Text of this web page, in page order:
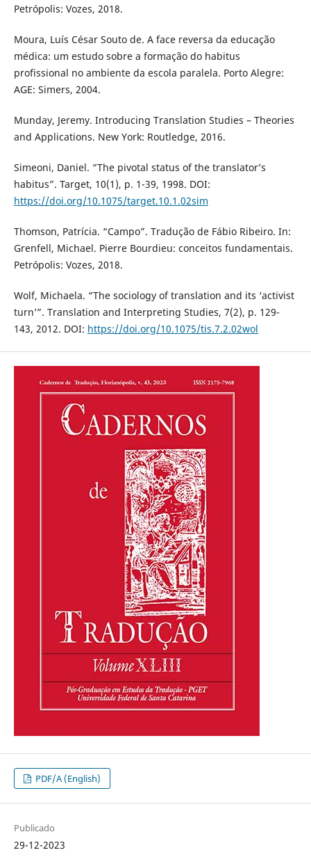
Petrópolis: Vozes, 2018.
Moura, Luís César Souto de. A face reversa da educação
médica: um estudo sobre a formação do habitus
profissional no ambiente da escola paralela. Porto Alegre:
AGE: Simers, 2004.
Munday, Jeremy. Introducing Translation Studies – Theories
and Applications. New York: Routledge, 2016.
Simeoni, Daniel. “The pivotal status of the translator’s
habitus”. Target, 10(1), p. 1-39, 1998. DOI:
https://doi.org/10.1075/target.10.1.02sim
Thomson, Patrícia. “Campo”. Tradução de Fábio Ribeiro. In:
Grenfell, Michael. Pierre Bourdieu: conceitos fundamentais.
Petrópolis: Vozes, 2018.
Wolf, Michaela. “The sociology of translation and its ‘activist
turn’”. Translation and Interpreting Studies, 7(2), p. 129-
143, 2012. DOI: https://doi.org/10.1075/tis.7.2.02wol
PDF/A (English)
Publicado
29-12-2023